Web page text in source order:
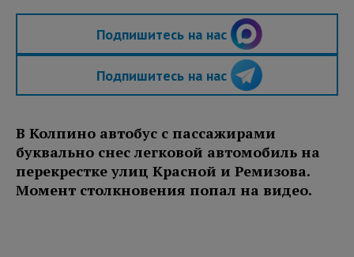
Подпишитесь на нас
Подпишитесь на нас
В Колпино автобус с пассажирами
буквально снес легковой автомобиль на
перекрестке улиц Красной и Ремизова.
Момент столкновения попал на видео.